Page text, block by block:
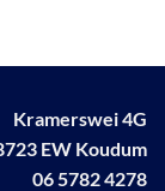
Kramerswei 4G
EW Koudum
06 5782 4278